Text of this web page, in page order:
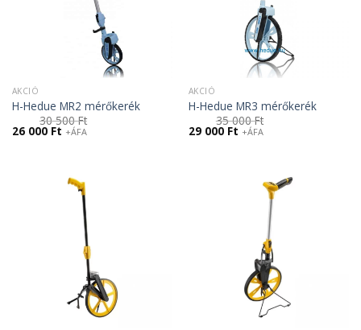
AKCIÓ
H-Hedue MR2 mérőkerék
30 500Ft
Original
26 000 FtCurrent
+ÁFA
AKCIÓ
H-Hedue MR3 mérőkerék
35 000Ft
Original
29 000 FtCurrent
+ÁFA